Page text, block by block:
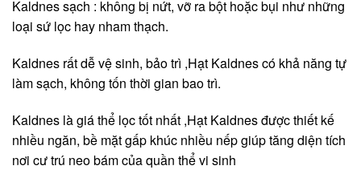
Kaldnes sạch : không bị nứt, vỡ ra bột hoặc bụi như những
loại sứ lọc hay nham thạch.
Kaldnes rất dễ vệ sinh, bảo trì ,Hạt Kaldnes có khả năng tự
làm sạch, không tốn thời gian bao trì.
Kaldnes là giá thể lọc tốt nhất ,Hạt Kaldnes được thiết kế
nhiều ngăn, bề mặt gấp khúc nhiều nếp giúp tăng diện tích
nơi cư trú neo bám của quần thể vi sinh